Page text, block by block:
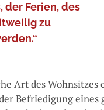
Ferien, des
zu
Art des Wohnsitzes
Befriedigung eines